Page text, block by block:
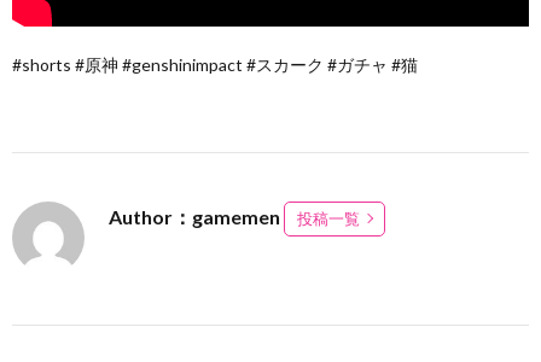
#shorts #原神 #genshinimpact #スカーク #ガチャ #猫
Author：gamemen 投稿一覧